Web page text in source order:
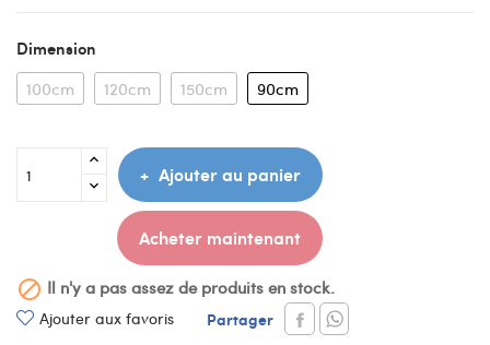
Dimension
100cm 120cm 150cm 90cm
Ajouter au panier
Acheter maintenant
 Il n'y a pas assez de produits en stock.
Ajouter aux favoris Partager